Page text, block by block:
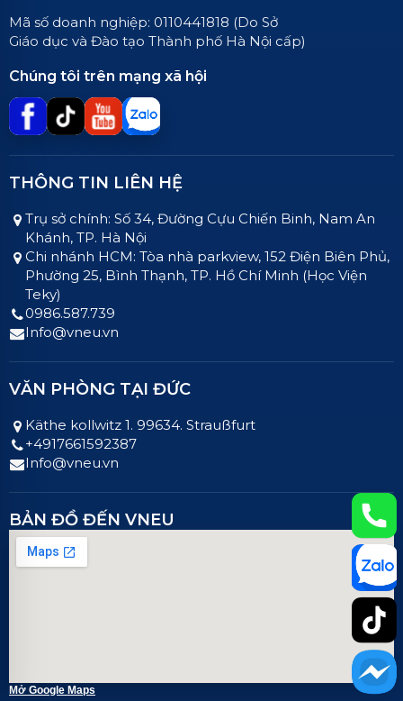
Mã số doanh nghiệp: 0110441818 (Do Sở
Giáo dục và Đào tạo Thành phố Hà Nội cấp)
Chúng tôi trên mạng xã hội
THÔNG TIN LIÊN HỆ
Trụ sở chính: Số 34, Đường Cựu Chiến Binh, Nam An
Khánh, TP. Hà Nội
Chi nhánh HCM: Tòa nhà parkview, 152 Điện Biên Phủ,
Phường 25, Bình Thạnh, TP. Hồ Chí Minh (Học Viện
Teky)
0986.587.739
Info@vneu.vn
VĂN PHÒNG TẠI ĐỨC
Käthe kollwitz 1. 99634. Straußfurt
+4917661592387
Info@vneu.vn
BẢN ĐỒ ĐẾN VNEU
Mở Google Maps